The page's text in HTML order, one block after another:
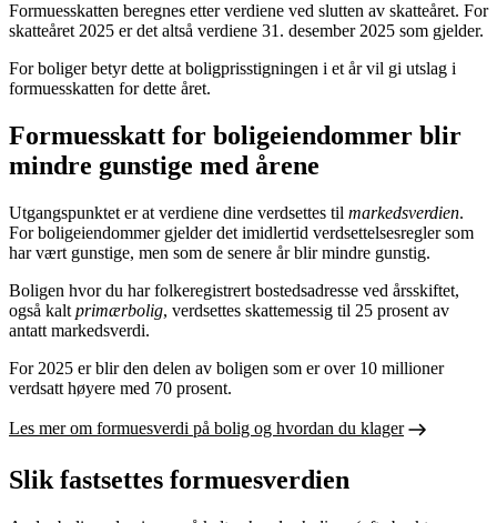
Formuesskatten beregnes etter verdiene ved slutten av skatteåret. For
skatteåret 2025 er det altså verdiene 31. desember 2025 som gjelder.
For boliger betyr dette at boligprisstigningen i et år vil gi utslag i
formuesskatten for dette året.
Formuesskatt for boligeiendommer blir
mindre gunstige med årene
Utgangspunktet er at verdiene dine verdsettes til markedsverdien.
For boligeiendommer gjelder det imidlertid verdsettelsesregler som
har vært gunstige, men som de senere år blir mindre gunstig.
Boligen hvor du har folkeregistrert bostedsadresse ved årsskiftet,
også kalt primærbolig, verdsettes skattemessig til 25 prosent av
antatt markedsverdi.
For 2025 er blir den delen av boligen som er over 10 millioner
verdsatt høyere med 70 prosent.
Les mer om formuesverdi på bolig og hvordan du klager
Slik fastsettes formuesverdien